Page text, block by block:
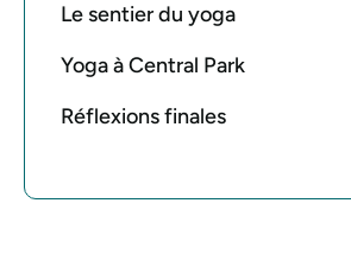
Le sentier du yoga
Yoga à Central Park
Réflexions finales